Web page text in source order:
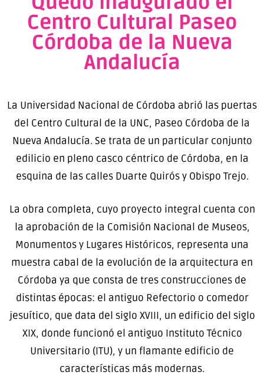
Centro Cultural Paseo
Córdoba de la Nueva
Andalucía
La Universidad Nacional de Córdoba abrió las puertas
del Centro Cultural de la UNC, Paseo Córdoba de la
Nueva Andalucía. Se trata de un particular conjunto
edilicio en pleno casco céntrico de Córdoba, en la
esquina de las calles Duarte Quirós y Obispo Trejo.
La obra completa, cuyo proyecto integral cuenta con
la aprobación de la Comisión Nacional de Museos,
Monumentos y Lugares Históricos, representa una
muestra cabal de la evolución de la arquitectura en
Córdoba ya que consta de tres construcciones de
distintas épocas: el antiguo Refectorio o comedor
jesuítico, que data del siglo XVIII, un edificio del siglo
XIX, donde funcionó el antiguo Instituto Técnico
Universitario (ITU), y un flamante edificio de
características más modernas.